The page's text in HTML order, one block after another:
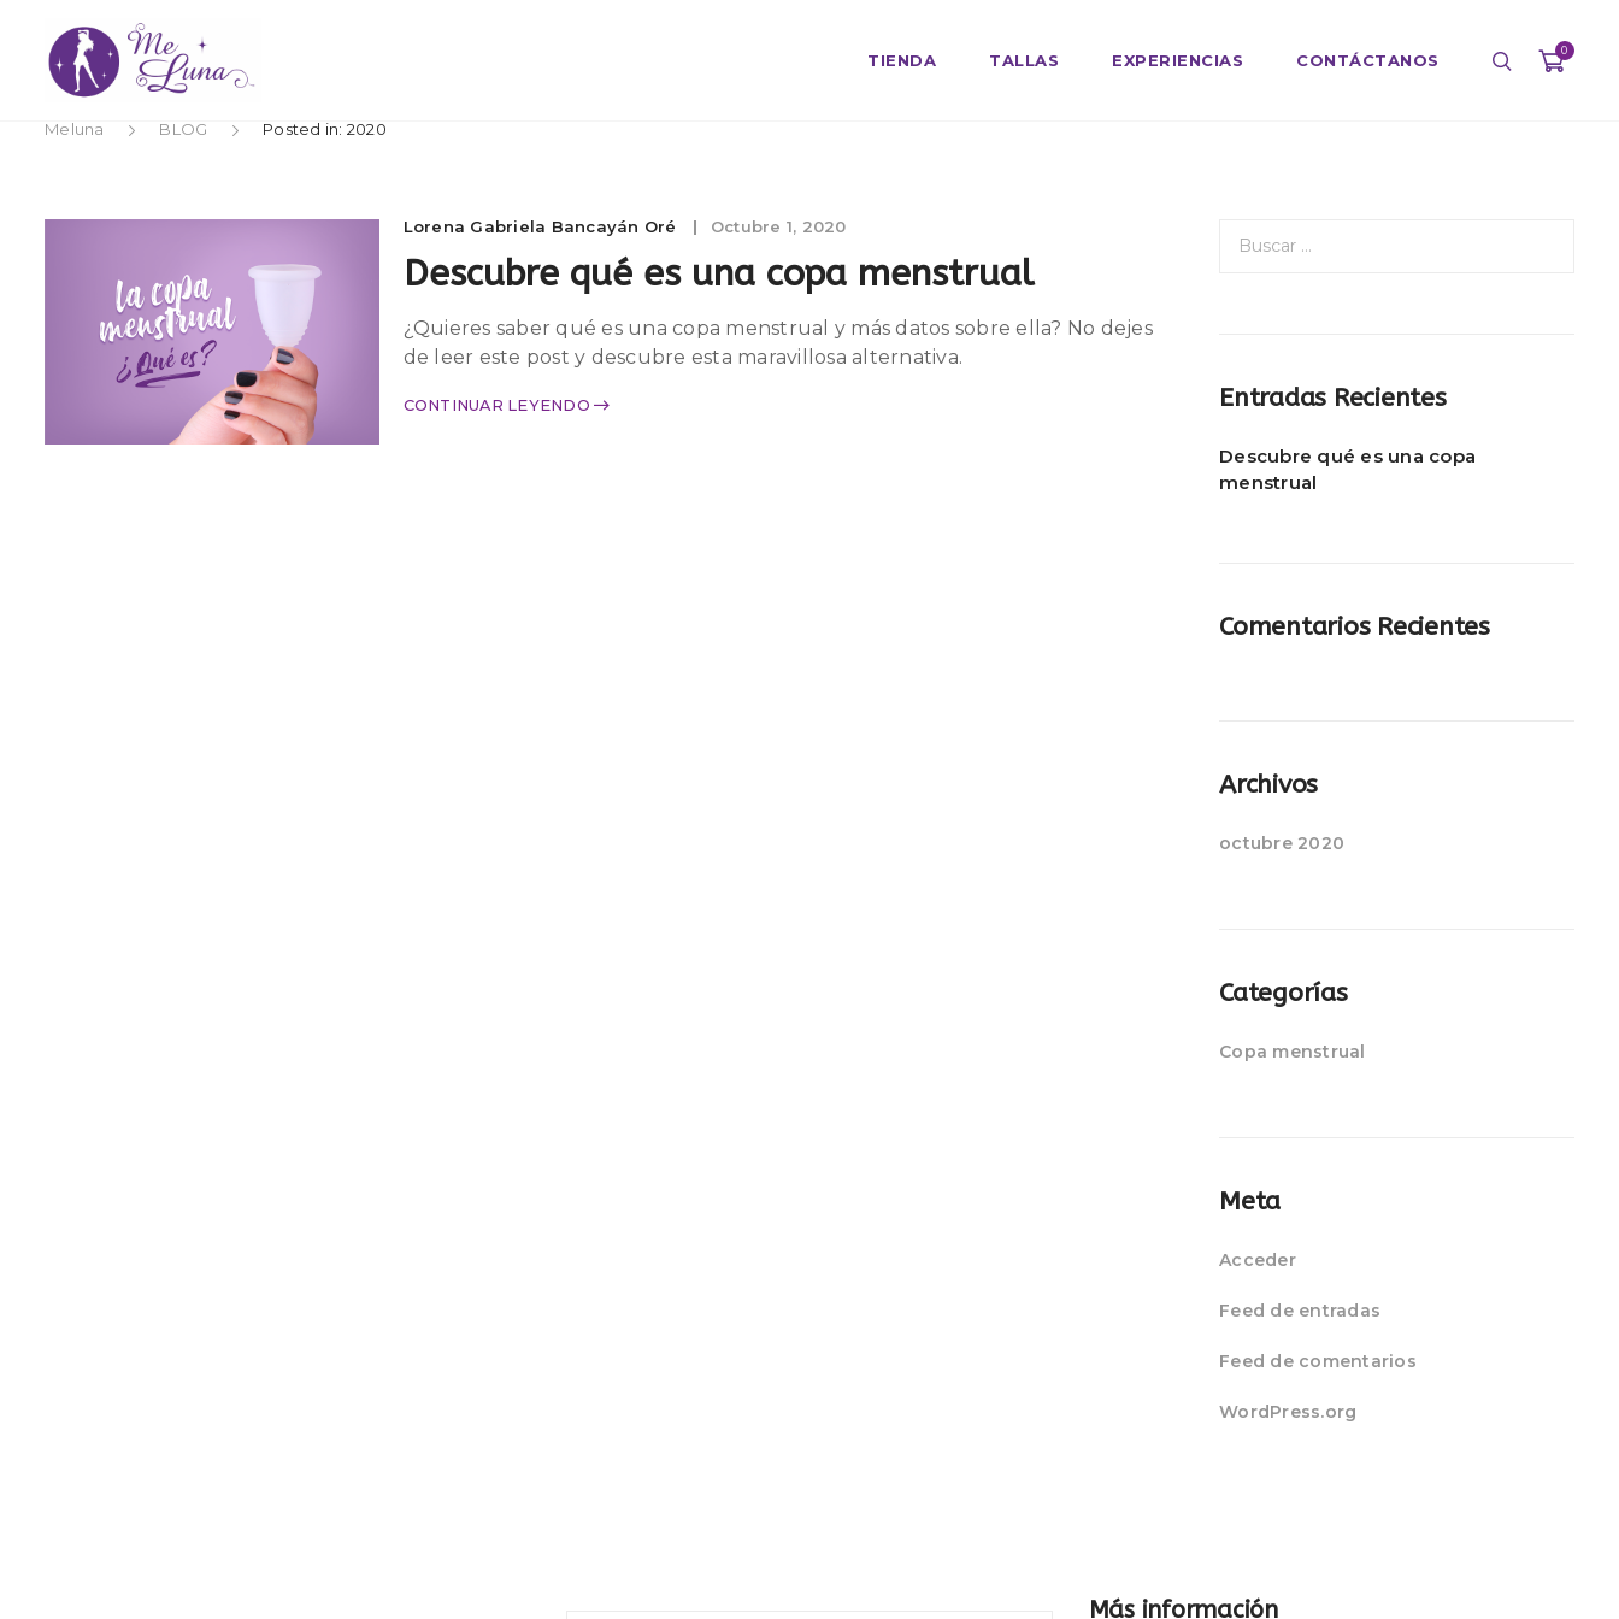
TIENDA TALLAS EXPERIENCIAS CONTÁCTANOS
0
Meluna BLOG Posted in: 2020
Lorena Gabriela Bancayán Oré Octubre 1, 2020
Descubre qué es una copa menstrual
¿Quieres saber qué es una copa menstrual y más datos sobre ella? No dejes
de leer este post y descubre esta maravillosa alternativa.
CONTINUAR LEYENDO
:Entradas Recientes
Descubre qué es una copa
menstrual
Comentarios Recientes
Archivos
octubre 2020
Categorías
Copa menstrual
Meta
Acceder
Feed de entradas
Feed de comentarios
WordPress.org
Más información